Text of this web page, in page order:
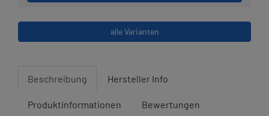
alle Varianten
Beschreibung Hersteller Info
Produktinformationen Bewertungen